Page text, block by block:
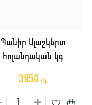
Պանիր Ալաշկերտ
հոլանդական կգ
3950 ֏